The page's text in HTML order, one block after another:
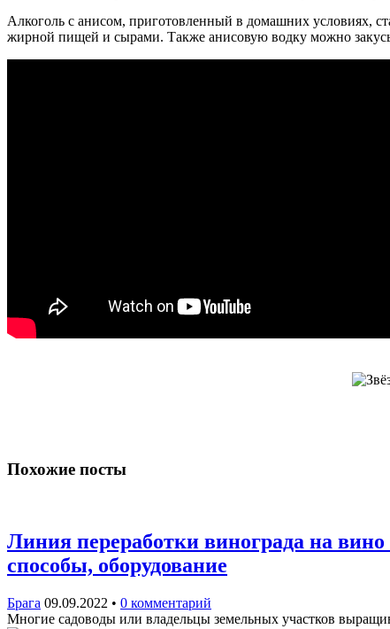
Алкоголь с анисом, приготовленный в домашних условиях,
жирной пищей и сырами. Также анисовую водку можно
Похожие посты
Линия переработки винограда на
способы, оборудование
Брага 09.09.2022 • 0 комментарий
Многие садоводы или владельцы земельных участков